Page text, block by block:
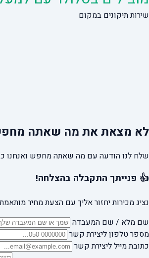
שירות תיקונים במקום
לא מצאת את מה שאתה
שלח לנו הודעה עם מה שאתה מחפש ואנחנו
👍 פנייתך התקבלה בהצלחה!
נציג מכירות יחזור אליך עם הצעת מחיר מותאמת אישית תוך 3
שם מלא / שם המעבדה
מספר טלפון ליצירת קשר
כתובת מייל ליצירת קשר